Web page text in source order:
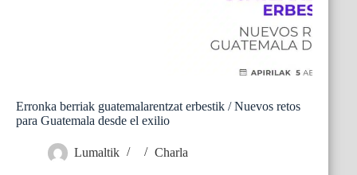
Erronka berriak guatemalarentzat erbestik / Nuevos retos
para Guatemala desde el exilio
Lumaltik Charla